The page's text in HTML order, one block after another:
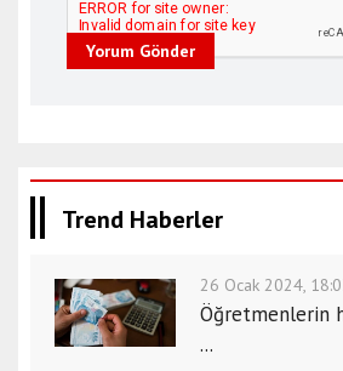
Yorum Gönder
Trend Haberler
26 Ocak 2024,
Öğretmenlerin
...